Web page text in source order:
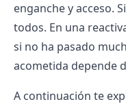
enganche y acceso.
todos. En una
si no ha pasado
acometida depende
A continuación te